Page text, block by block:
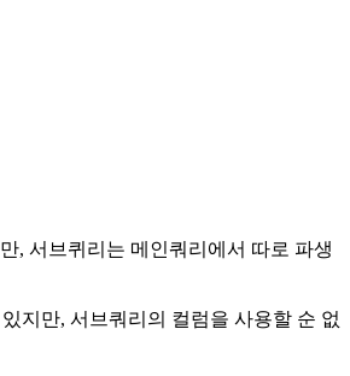
, 서브퀴리는 메인쿼리에서 따로 파생
지만, 서브쿼리의 컬럼을 사용할 순 없